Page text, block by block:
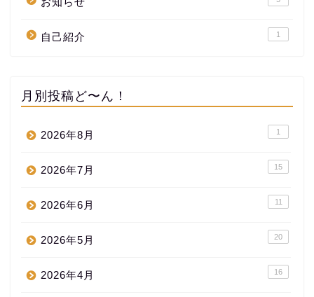
自己紹介 1
月別投稿ど〜ん！
2026年8月 1
2026年7月 15
2026年6月 11
2026年5月 20
2026年4月 16